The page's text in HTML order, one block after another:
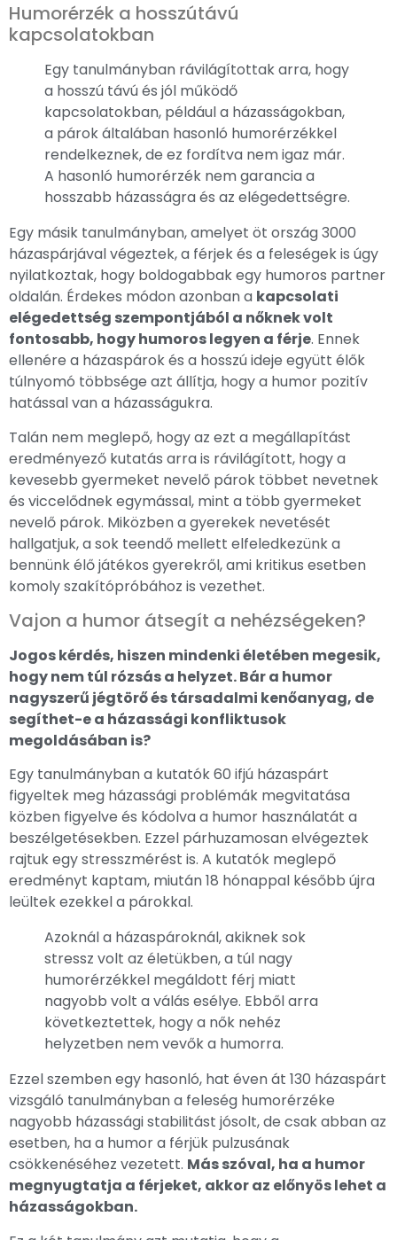
Humorérzék a hosszútávú
kapcsolatokban
Egy tanulmányban rávilágítottak arra, hogy
a hosszú távú és jól működő
kapcsolatokban, például a házasságokban,
a párok általában hasonló humorérzékkel
rendelkeznek, de ez fordítva nem igaz már.
A hasonló humorérzék nem garancia a
hosszabb házasságra és az elégedettségre.
Egy másik tanulmányban, amelyet öt ország 3000
házaspárjával végeztek, a férjek és a feleségek is úgy
nyilatkoztak, hogy boldogabbak egy humoros partner
oldalán. Érdekes módon azonban a kapcsolati
elégedettség szempontjából a nőknek volt
fontosabb, hogy humoros legyen a férje. Ennek
ellenére a házaspárok és a hosszú ideje együtt élők
túlnyomó többsége azt állítja, hogy a humor pozitív
hatással van a házasságukra.
Talán nem meglepő, hogy az ezt a megállapítást
eredményező kutatás arra is rávilágított, hogy a
kevesebb gyermeket nevelő párok többet nevetnek
és viccelődnek egymással, mint a több gyermeket
nevelő párok. Miközben a gyerekek nevetését
hallgatjuk, a sok teendő mellett elfeledkezünk a
bennünk élő játékos gyerekről, ami kritikus esetben
komoly szakítópróbához is vezethet.
Vajon a humor átsegít a nehézségeken?
Jogos kérdés, hiszen mindenki életében megesik,
hogy nem túl rózsás a helyzet. Bár a humor
nagyszerű jégtörő és társadalmi kenőanyag, de
segíthet-e a házassági konfliktusok
megoldásában is?
Egy tanulmányban a kutatók 60 ifjú házaspárt
figyeltek meg házassági problémák megvitatása
közben figyelve és kódolva a humor használatát a
beszélgetésekben. Ezzel párhuzamosan elvégeztek
rajtuk egy stresszmérést is. A kutatók meglepő
eredményt kaptam, miután 18 hónappal később újra
leültek ezekkel a párokkal.
Azoknál a házaspároknál, akiknek sok
stressz volt az életükben, a túl nagy
humorérzékkel megáldott férj miatt
nagyobb volt a válás esélye. Ebből arra
következtettek, hogy a nők nehéz
helyzetben nem vevők a humorra.
Ezzel szemben egy hasonló, hat éven át 130 házaspárt
vizsgáló tanulmányban a feleség humorérzéke
nagyobb házassági stabilitást jósolt, de csak abban az
esetben, ha a humor a férjük pulzusának
csökkenéséhez vezetett. Más szóval, ha a humor
megnyugtatja a férjeket, akkor az előnyös lehet a
házasságokban.